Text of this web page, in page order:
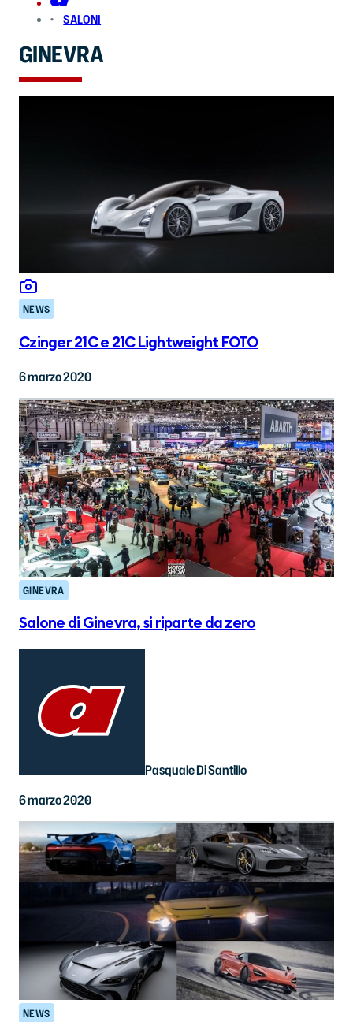
SALONI
GINEVRA
NEWS
Czinger 21C e 21C Lightweight FOTO
6 marzo 2020
GINEVRA
Salone di Ginevra, si riparte da zero
Pasquale Di Santillo
6 marzo 2020
NEWS